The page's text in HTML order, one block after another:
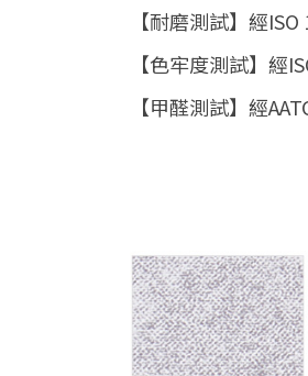
【耐磨測試】經
【色牢度測試】經
【甲醛測試】經